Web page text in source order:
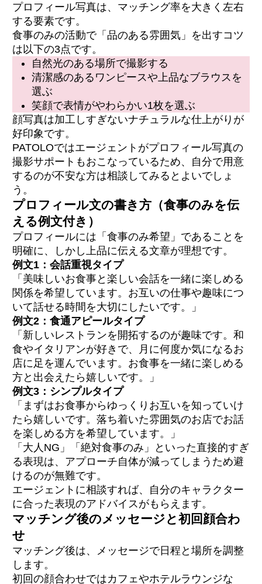
プロフィール写真は、マッチング率を大きく左右
する要素です。
食事のみの活動で「品のある雰囲気」を出すコツ
は以下の3点です。
自然光のある場所で撮影する
清潔感のあるワンピースや上品なブラウスを
選ぶ
笑顔で表情がやわらかい1枚を選ぶ
顔写真は加工しすぎないナチュラルな仕上がりが
好印象です。
PATOLOではエージェントがプロフィール写真の
撮影サポートもおこなっているため、自分で用意
するのが不安な方は相談してみるとよいでしょ
う。
プロフィール文の書き方（食事のみを伝
える例文付き）
プロフィールには「食事のみ希望」であることを
明確に、しかし上品に伝える文章が理想です。
例文1：会話重視タイプ
「美味しいお食事と楽しい会話を一緒に楽しめる
関係を希望しています。お互いの仕事や趣味につ
いて話せる時間を大切にしたいです。」
例文2：食通アピールタイプ
「新しいレストランを開拓するのが趣味です。和
食やイタリアンが好きで、月に何度か気になるお
店に足を運んでいます。お食事を一緒に楽しめる
方と出会えたら嬉しいです。」
例文3：シンプルタイプ
「まずはお食事からゆっくりお互いを知っていけ
たら嬉しいです。落ち着いた雰囲気のお店でお話
を楽しめる方を希望しています。」
「大人NG」「絶対食事のみ」といった直接的すぎ
る表現は、アプローチ自体が減ってしまうため避
けるのが無難です。
エージェントに相談すれば、自分のキャラクター
に合った表現のアドバイスがもらえます。
マッチング後のメッセージと初回顔合わ
せ
マッチング後は、メッセージで日程と場所を調整
します。
初回の顔合わせではカフェやホテルラウンジな